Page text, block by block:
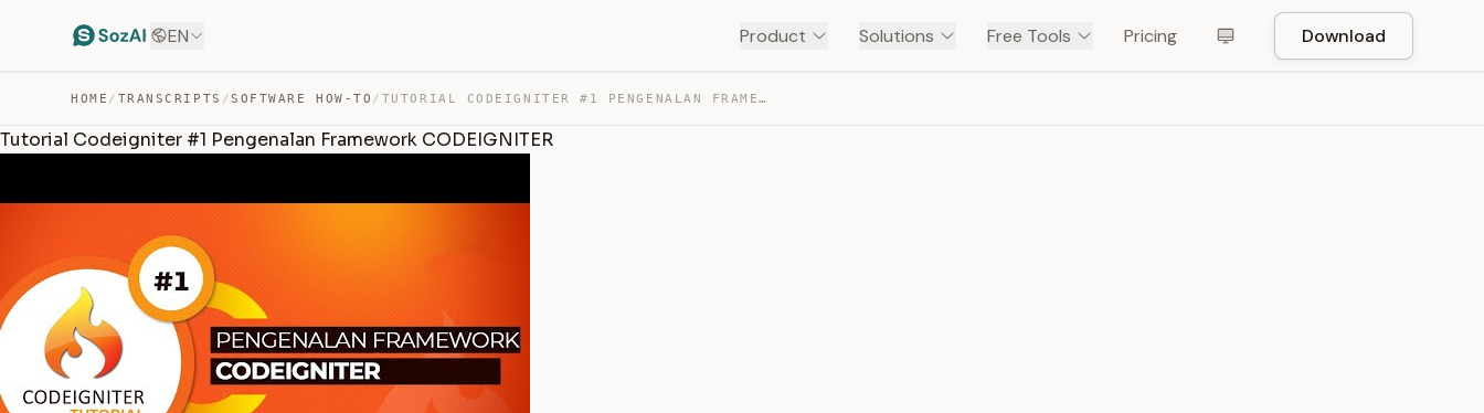
EN Product Solutions Free Tools Pricing Download
HOME / TRANSCRIPTS /SOFTWARE HOW-TO / TUTORIAL CODEIGNITER #1 PENGENALAN FRAMEWORK CODEIGNITER — TRANSCRIPT
Tutorial Codeigniter #1 Pengenalan Framework CODEIGNITER